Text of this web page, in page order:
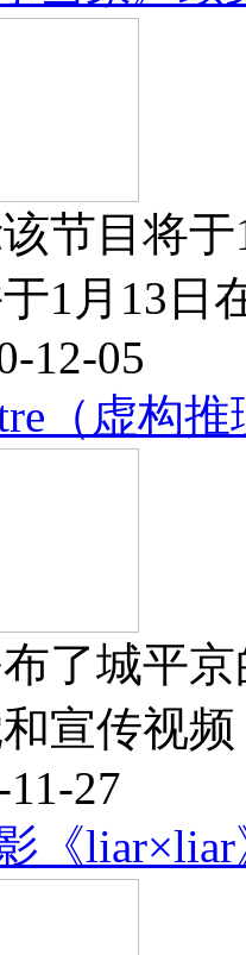
节目将
1月13日
12-05
（虚构
了城平
宣传视
27
《